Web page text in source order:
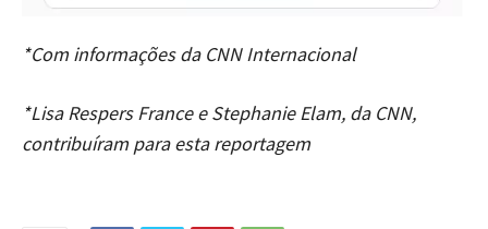
*Com informações da CNN Internacional
*Lisa Respers France e Stephanie Elam, da CNN,
contribuíram para esta reportagem